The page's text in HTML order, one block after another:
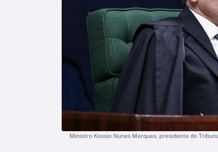
Ministro Kassio Nunes Marques, presidente do